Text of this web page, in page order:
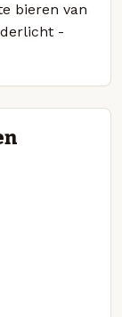
bieren van
-